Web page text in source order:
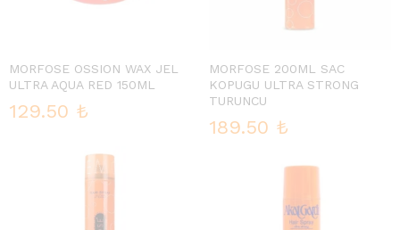
MORFOSE OSSION WAX JEL
ULTRA AQUA RED 150ML
129.50 ₺
MORFOSE 200ML SAC
KOPUGU ULTRA STRONG
TURUNCU
189.50 ₺